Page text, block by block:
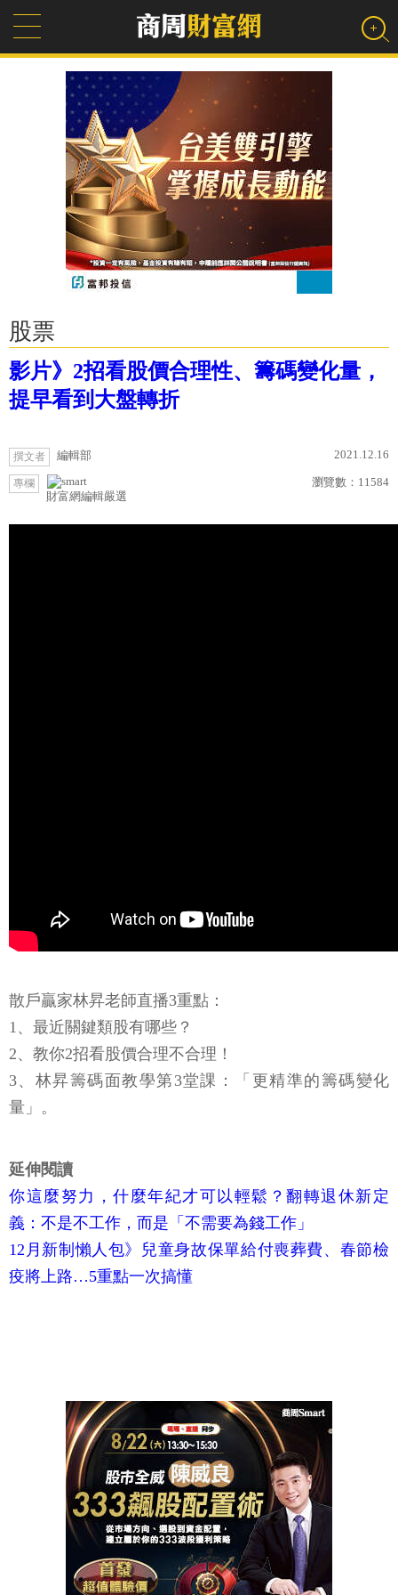
股票
影片》2招看股價合理性、籌碼變化量，
提早看到大盤轉折
撰文者 編輯部 2021.12.16
專欄
財富網編輯嚴選
瀏覽數： 11584
散戶贏家林昇老師直播3重點：
1、最近關鍵類股有哪些？
2、教你2招看股價合理不合理！
3、林昇籌碼面教學第3堂課：「更精準的籌碼變化
量」。
延伸閱讀
你這麼努力，什麼年紀才可以輕鬆？翻轉退休新定
義：不是不工作，而是「不需要為錢工作」
12月新制懶人包》兒童身故保單給付喪葬費、春節檢
疫將上路…5重點一次搞懂